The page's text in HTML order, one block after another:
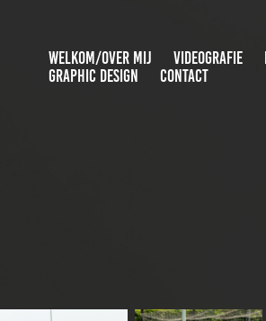
WELKOM/OVER MIJ VIDEOGRAFIE
GRAPHIC DESIGN
CONTACT